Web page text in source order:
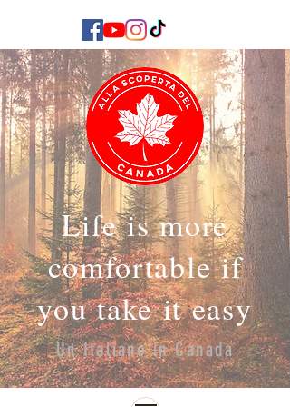
Life is more
comfortable if
you take it easy
Un Italiano in Canada